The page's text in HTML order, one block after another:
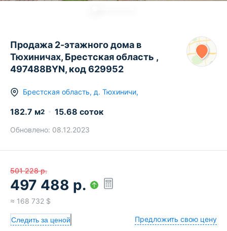
Продажа 2-этажного дома в
Тюхиничах, Брестская область ,
497488BYN, код 629952
Брестская область, д. Тюхиничи,
182.7 м2 15.68 соток
Обновлено: 08.12.2023
501 228 р.
497 488 р.
≈ 168 732 $
Следить за ценой Предложить свою цену